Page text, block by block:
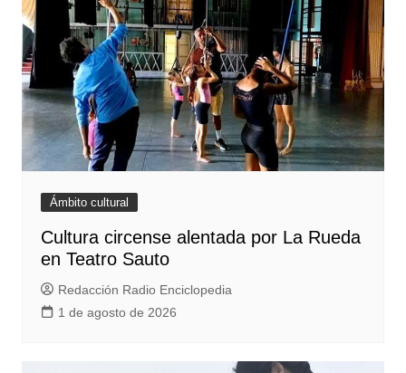
Ámbito cultural
Cultura circense alentada por La Rueda
en Teatro Sauto
Redacción Radio Enciclopedia
1 de agosto de 2026